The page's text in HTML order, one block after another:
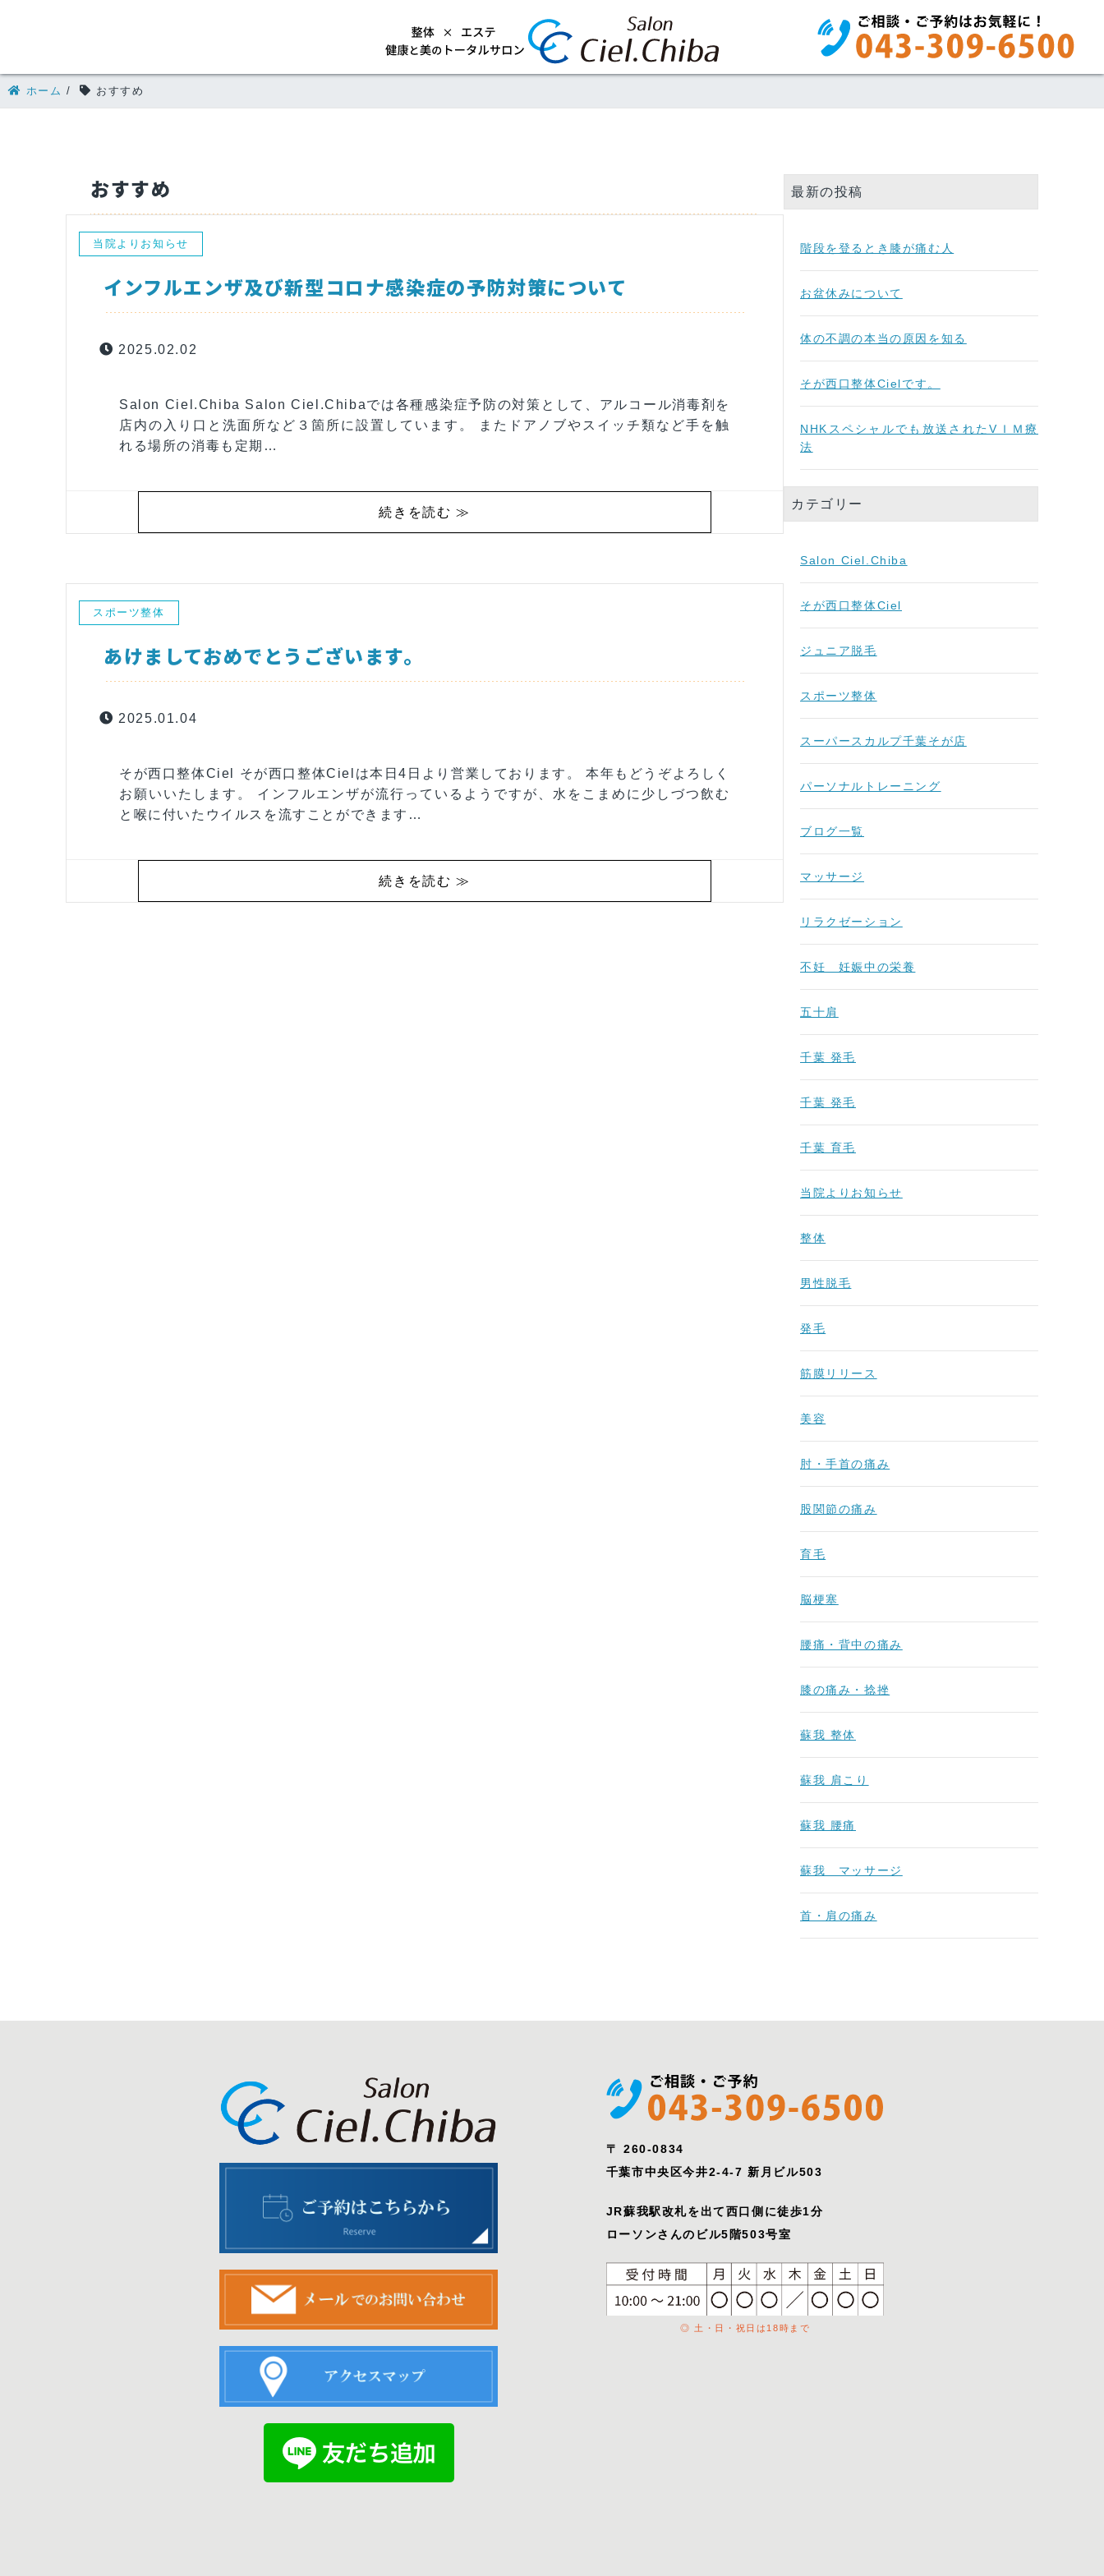
ホーム / おすすめ
おすすめ
当院よりお知らせ
インフルエンザ及び新型コロナ感染症の予防対策について
2025.02.02
Salon Ciel.Chiba Salon Ciel.Chibaでは各種感染症予防の対策として、アルコール消毒剤を
店内の入り口と洗面所など３箇所に設置しています。 またドアノブやスイッチ類など手を触
れる場所の消毒も定期…
続きを読む ≫
スポーツ整体
あけましておめでとうございます。
2025.01.04
そが西口整体Ciel そが西口整体Cielは本日4日より営業しております。 本年もどうぞよろしく
お願いいたします。 インフルエンザが流行っているようですが、水をこまめに少しづつ飲む
と喉に付いたウイルスを流すことができます…
続きを読む ≫
最新の投稿
階段を登るとき膝が痛む人
お盆休みについて
体の不調の本当の原因を知る
そが西口整体Cielです。
NHKスペシャルでも放送されたVＩＭ療
法
カテゴリー
Salon Ciel.Chiba
そが西口整体Ciel
ジュニア脱毛
スポーツ整体
スーパースカルプ千葉そが店
パーソナルトレーニング
ブログ一覧
マッサージ
リラクゼーション
不妊 妊娠中の栄養
五十肩
千葉 発毛
千葉 発毛
千葉 育毛
当院よりお知らせ
整体
男性脱毛
発毛
筋膜リリース
美容
肘・手首の痛み
股関節の痛み
育毛
脳梗塞
腰痛・背中の痛み
膝の痛み・捻挫
蘇我 整体
蘇我 肩こり
蘇我 腰痛
蘇我 マッサージ
首・肩の痛み
〒 260-0834
千葉市中央区今井2-4-7 新月ビル503
JR蘇我駅改札を出て西口側に徒歩1分
ローソンさんのビル5階503号室
◎ 土・日・祝日は18時まで